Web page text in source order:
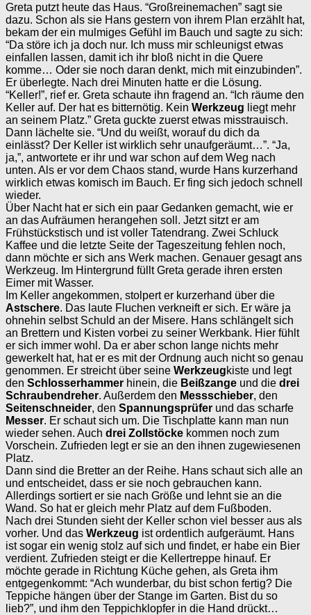
Greta putzt heute das Haus. “Großreinemachen” sagt sie
dazu. Schon als sie Hans gestern von ihrem Plan erzählt hat,
bekam der ein mulmiges Gefühl im Bauch und sagte zu sich:
“Da störe ich ja doch nur. Ich muss mir schleunigst etwas
einfallen lassen, damit ich ihr bloß nicht in die Quere
komme… Oder sie noch daran denkt, mich mit einzubinden”.
Er überlegte. Nach drei Minuten hatte er die Lösung.
“Keller!”, rief er. Greta schaute ihn fragend an. “Ich räume den
Keller auf. Der hat es bitternötig. Kein Werkzeug liegt mehr
an seinem Platz.” Greta guckte zuerst etwas misstrauisch.
Dann lächelte sie. “Und du weißt, worauf du dich da
einlässt? Der Keller ist wirklich sehr unaufgeräumt…”. “Ja,
ja,”, antwortete er ihr und war schon auf dem Weg nach
unten. Als er vor dem Chaos stand, wurde Hans kurzerhand
wirklich etwas komisch im Bauch. Er fing sich jedoch schnell
wieder.
Über Nacht hat er sich ein paar Gedanken gemacht, wie er
an das Aufräumen herangehen soll. Jetzt sitzt er am
Frühstückstisch und ist voller Tatendrang. Zwei Schluck
Kaffee und die letzte Seite der Tageszeitung fehlen noch,
dann möchte er sich ans Werk machen. Genauer gesagt ans
Werkzeug. Im Hintergrund füllt Greta gerade ihren ersten
Eimer mit Wasser.
Im Keller angekommen, stolpert er kurzerhand über die
Astschere. Das laute Fluchen verkneift er sich. Er wäre ja
ohnehin selbst Schuld an der Misere. Hans schlängelt sich
an Brettern und Kisten vorbei zu seiner Werkbank. Hier fühlt
er sich immer wohl. Da er aber schon lange nichts mehr
gewerkelt hat, hat er es mit der Ordnung auch nicht so genau
genommen. Er streicht über seine Werkzeugkiste und legt
den Schlosserhammer hinein, die Beißzange und die drei
Schraubendreher. Außerdem den Messschieber, den
Seitenschneider, den Spannungsprüfer und das scharfe
Messer. Er schaut sich um. Die Tischplatte kann man nun
wieder sehen. Auch drei Zollstöcke kommen noch zum
Vorschein. Zufrieden legt er sie an den ihnen zugewiesenen
Platz.
Dann sind die Bretter an der Reihe. Hans schaut sich alle an
und entscheidet, dass er sie noch gebrauchen kann.
Allerdings sortiert er sie nach Größe und lehnt sie an die
Wand. So hat er gleich mehr Platz auf dem Fußboden.
Nach drei Stunden sieht der Keller schon viel besser aus als
vorher. Und das Werkzeug ist ordentlich aufgeräumt. Hans
ist sogar ein wenig stolz auf sich und findet, er habe ein Bier
verdient. Zufrieden steigt er die Kellertreppe hinauf. Er
möchte gerade in Richtung Küche gehen, als Greta ihm
entgegenkommt: “Ach wunderbar, du bist schon fertig? Die
Teppiche hängen über der Stange im Garten. Bist du so
lieb?”, und ihm den Teppichklopfer in die Hand drückt…